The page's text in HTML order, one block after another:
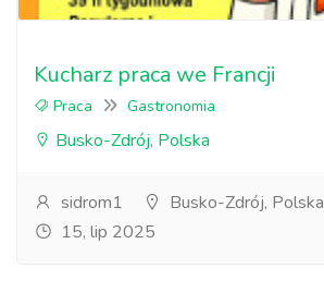
Kucharz praca we Francji
Praca Gastronomia
Busko-Zdrój, Polska
sidrom1
Busko-Zdrój, Polska
15, lip 2025